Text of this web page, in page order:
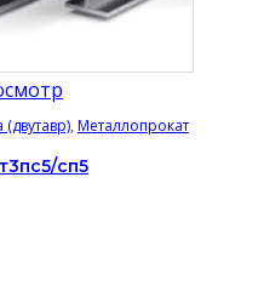
, Металлопрокат
сп5